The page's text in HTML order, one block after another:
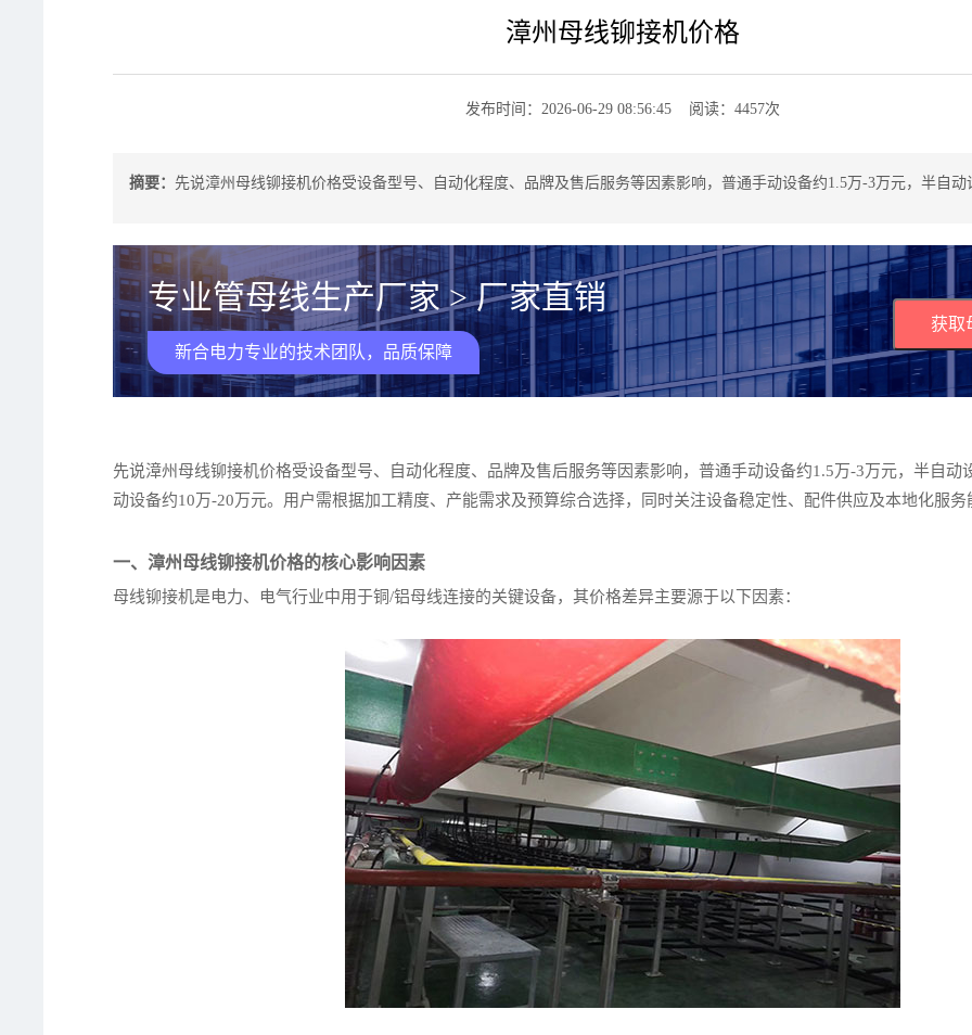
漳州母线铆接机价格
发布时间：2026-06-29 08:56:45 阅读：4457次
摘要：先说漳州母线铆接机价格受设备型号、自动化程度、品牌及售后服务等因素影响，普通手动设备约1.5万-3万元，半自动
专业管母线生产厂家 > 厂家直销
新合电力专业的技术团队，品质保障
获取
先说漳州母线铆接机价格受设备型号、自动化程度、品牌及售后服务等因素影响，普通手动设备约1.5万-3万元，半自动
动设备约10万-20万元。用户需根据加工精度、产能需求及预算综合选择，同时关注设备稳定性、配件供应及本地化服务
一、漳州母线铆接机价格的核心影响因素
母线铆接机是电力、电气行业中用于铜/铝母线连接的关键设备，其价格差异主要源于以下因素：